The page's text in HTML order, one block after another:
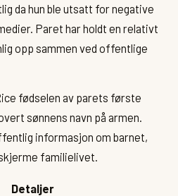
da hun ble utsatt for negative
Paret har holdt en relativt
opp sammen ved offentlige
fødselen av parets første
sønnens navn på armen.
informasjon om barnet,
familielivet.
Detaljer